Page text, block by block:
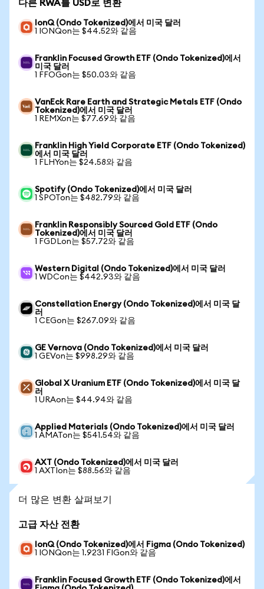
다른 RWA를 USD로 변환
IonQ (Ondo Tokenized)에서 미국 달러
1 IONQon는 $44.52와 같음
Franklin Focused Growth ETF (Ondo Tokenized)에서
미국 달러
1 FFOGon는 $50.03와 같음
VanEck Rare Earth and Strategic Metals ETF (Ondo
Tokenized)에서 미국 달러
1 REMXon는 $77.69와 같음
Franklin High Yield Corporate ETF (Ondo Tokenized)
에서 미국 달러
1 FLHYon는 $24.58와 같음
Spotify (Ondo Tokenized)에서 미국 달러
1 SPOTon는 $482.79와 같음
Franklin Responsibly Sourced Gold ETF (Ondo
Tokenized)에서 미국 달러
1 FGDLon는 $57.72와 같음
Western Digital (Ondo Tokenized)에서 미국 달러
1 WDCon는 $442.93와 같음
Constellation Energy (Ondo Tokenized)에서 미국 달
러
1 CEGon는 $267.09와 같음
GE Vernova (Ondo Tokenized)에서 미국 달러
1 GEVon는 $998.29와 같음
Global X Uranium ETF (Ondo Tokenized)에서 미국 달
러
1 URAon는 $44.94와 같음
Applied Materials (Ondo Tokenized)에서 미국 달러
1 AMATon는 $541.54와 같음
AXT (Ondo Tokenized)에서 미국 달러
1 AXTIon는 $88.56와 같음
더 많은 변환 살펴보기
고급 자산 전환
IonQ (Ondo Tokenized)에서 Figma (Ondo Tokenized)
1 IONQon는 1.9231 FIGon와 같음
Franklin Focused Growth ETF (Ondo Tokenized)에서